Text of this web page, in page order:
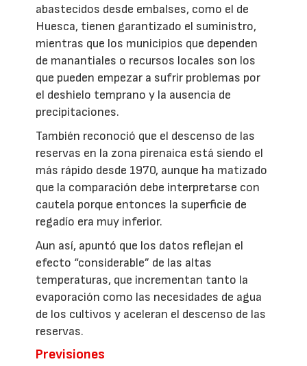
abastecidos desde embalses, como el de
Huesca, tienen garantizado el suministro,
mientras que los municipios que dependen
de manantiales o recursos locales son los
que pueden empezar a sufrir problemas por
el deshielo temprano y la ausencia de
precipitaciones.
También reconoció que el descenso de las
reservas en la zona pirenaica está siendo el
más rápido desde 1970, aunque ha matizado
que la comparación debe interpretarse con
cautela porque entonces la superficie de
regadío era muy inferior.
Aun así, apuntó que los datos reflejan el
efecto “considerable” de las altas
temperaturas, que incrementan tanto la
evaporación como las necesidades de agua
de los cultivos y aceleran el descenso de las
reservas.
Previsiones